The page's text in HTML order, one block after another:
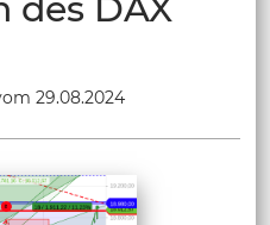
des DAX
29.08.2024